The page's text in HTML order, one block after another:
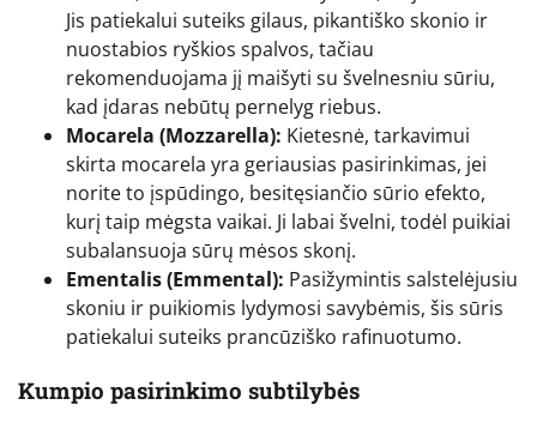
Jis patiekalui suteiks gilaus, pikantiško skonio ir
nuostabios ryškios spalvos, tačiau
rekomenduojama jį maišyti su švelnesniu sūriu,
kad įdaras nebūtų pernelyg riebus.
Mocarela (Mozzarella): Kietesnė, tarkavimui
skirta mocarela yra geriausias pasirinkimas, jei
norite to įspūdingo, besitęsiančio sūrio efekto,
kurį taip mėgsta vaikai. Ji labai švelni, todėl puikiai
subalansuoja sūrų mėsos skonį.
Ementalis (Emmental): Pasižymintis salstelėjusiu
skoniu ir puikiomis lydymosi savybėmis, šis sūris
patiekalui suteiks prancūziško rafinuotumo.
Kumpio pasirinkimo subtilybės